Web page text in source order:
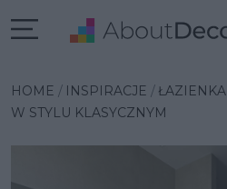
HOME INSPIRACJE ŁAZIENKA
W STYLU KLASYCZNYM